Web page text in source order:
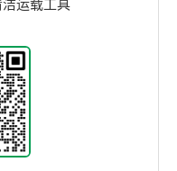
洁运载工具